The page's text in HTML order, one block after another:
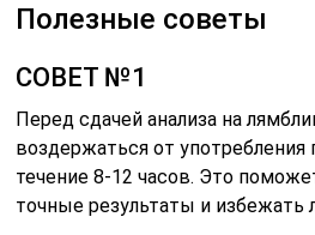
Полезные советы
СОВЕТ №1
Перед сдачей анализа на
воздержаться от
течение 8-12 часов. Это
точные результаты и избежать